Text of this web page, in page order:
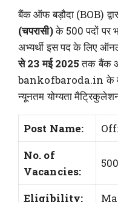
बैंक ऑफ बड़ौदा (BOB)
(चपरासी)के 500 पदों पर
अभ्यर्थी इस पद के लिए
से 23 मई 2025तक बैंक
bankofbaroda.in के
न्यूनतम योग्यता
Post Name:
No. of
Vacancies:
Eligibility: